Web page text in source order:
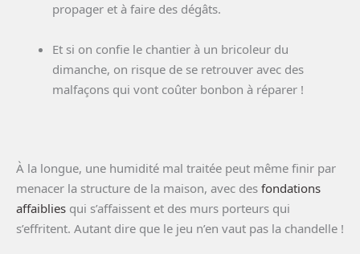
propager et à faire des dégâts.
Et si on confie le chantier à un bricoleur du
dimanche, on risque de se retrouver avec des
malfaçons qui vont coûter bonbon à réparer !
À la longue, une humidité mal traitée peut même finir par
menacer la structure de la maison, avec des fondations
affaiblies qui s’affaissent et des murs porteurs qui
s’effritent. Autant dire que le jeu n’en vaut pas la chandelle !